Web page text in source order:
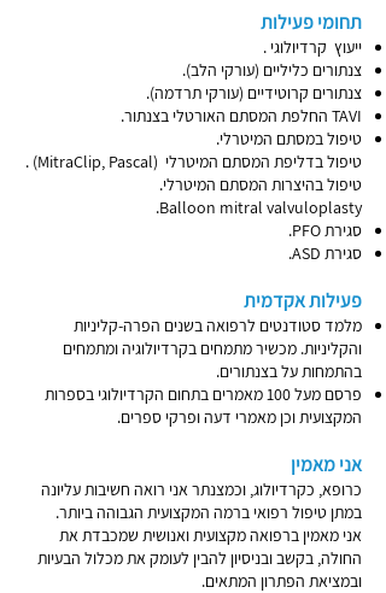
תחומי פעילות
ייעוץ קרדיולוגי .
צנתורים כליליים (עורקי הלב).
צנתורים קרוטידיים (עורקי תרדמה).
‫‪TAVI‬‬ ‫החלפת המסתם האורטלי בצנתור‬‬‬‬‬‬‬‬‬.
טיפול במסתם המיטרלי.
טיפול בדליפת המסתם המיטרלי (MitraClip, Pascal) .
טיפול בהיצרות המסתם המיטרלי.
Balloon mitral valvuloplasty.
סגירת PFO.
סגירת ASD.
​פעילות אקדמית
מלמד סטודנטים לרפואה בשנים הפרה-קליניות
והקליניות. מכשיר מתמחים בקרדיולוגיה ומתמחים
בהתמחות על בצנתורים.
פרסם מעל 100 מאמרים בתחום הקרדיולוגי בספרות
המקצועית וכן מאמרי דעה ופרקי ספרים.
אני מאמין
כרופא, כקרדיולוג, וכמצנתר אני רואה חשיבות עליונה
במתן טיפול רפואי ברמה המקצועית הגבוהה ביותר.
אני מאמין ברפואה מקצועית ואנושית שמכבדת את
החולה, בקשב ובניסיון להבין לעומק את מכלול הבעיות
ובמציאת הפתרון המתאים.